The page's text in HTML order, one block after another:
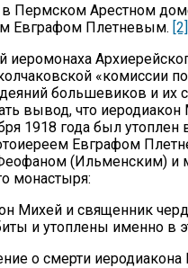
Пермском Арестном
Евграфом Плетневым. [2]
иеромонаха
«комиссии
большевиков и их
вывод, что иеродиакон
1918 года был утоплен
Евграфом
(Ильменским) и
монастыря:
Михей и священник
и утоплены именно в
о смерти иеродиакона